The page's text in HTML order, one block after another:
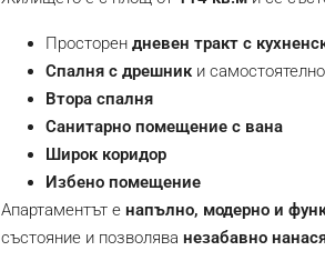
Просторен дневен тракт с
Спалня с дрешник и
Втора спалня
Санитарно помещение с вана
Широк коридор
Избено помещение
Апартаментът е напълно, модерно и
състояние и позволява незабавно